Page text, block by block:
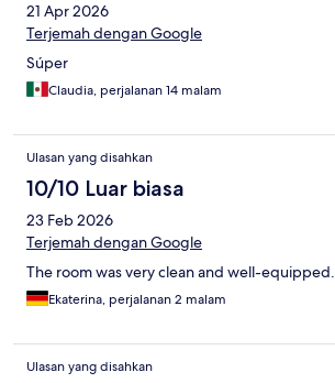
21 Apr 2026
Terjemah dengan Google
Súper
Claudia, perjalanan 14 malam
Ulasan yang disahkan
10/10 Luar biasa
23 Feb 2026
Terjemah dengan Google
The room was very clean and well-equipped.
Ekaterina, perjalanan 2 malam
Ulasan yang disahkan